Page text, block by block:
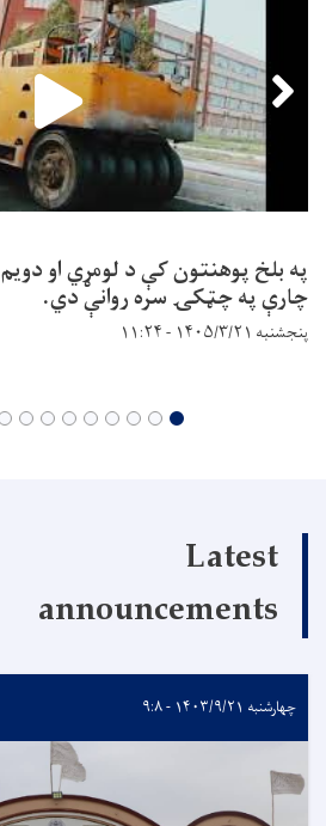
په بلخ پوهنتون کې د لومړي او
چارې په چټکۍ سره روانې دي.
پنجشنبه ۱۴۰۵/۳/۲۱ - ۱۱:۲۴
Latest
announcements
چهارشنبه ۱۴۰۳/۹/۲۱ - ۹:۸